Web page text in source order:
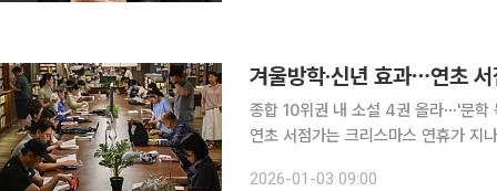
종합 10위권 내 소설 4권 올라⋯'문학
연초 서점가는 크리스마스 연휴가 지
2026-01-03 09:00